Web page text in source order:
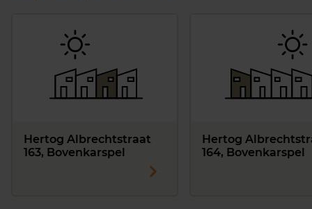
Hertog Albrechtstraat
163, Bovenkarspel
Hertog
164, Bovenkarspel